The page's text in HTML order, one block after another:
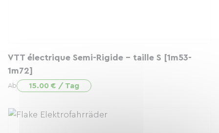
VTT électrique Semi-Rigide - taille S [1m53-
1m72]
Ab 15.00 € / Tag